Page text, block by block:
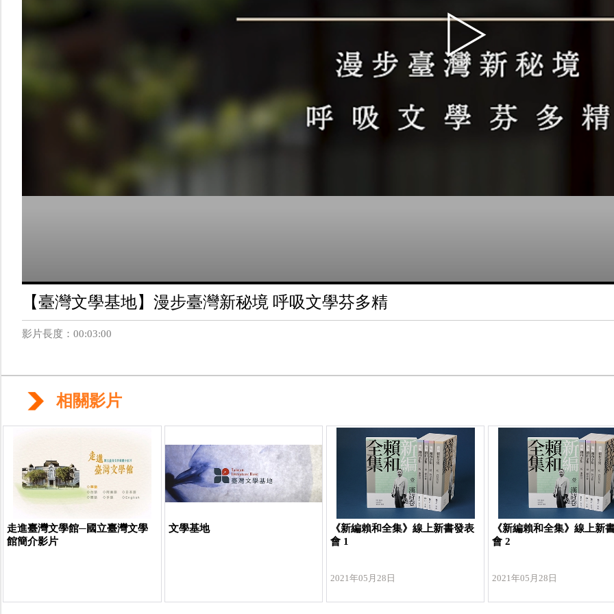
【臺灣文學基地】漫步臺灣新秘境 呼吸文學芬多精
影片長度：00:03:00
相關影片
走進臺灣文學館─國立臺灣文學
館簡介影片
文學基地
《新編賴和全集》線上新書發表
會 1
2021年05月28日
《新編賴和全集》線上新
會 2
2021年05月28日